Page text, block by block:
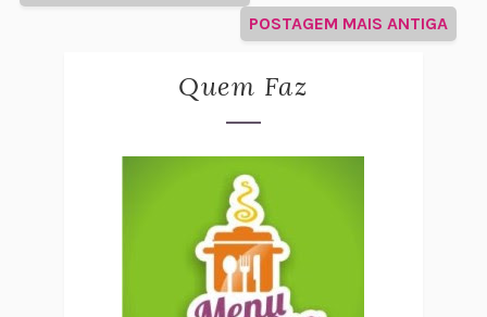
POSTAGEM MAIS ANTIGA
Quem Faz